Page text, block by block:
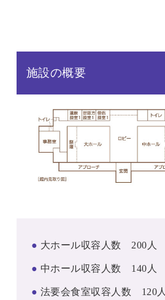
施設の概要
● 大ホール収容人数 200人
● 中ホール収容人数 140人
● 法要会食室収容人数 120人